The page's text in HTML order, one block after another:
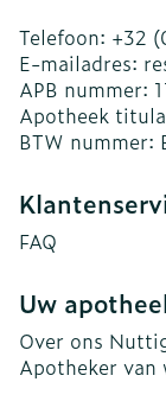
Telefoon: +32
E-mailadres:
APB nummer:
Apotheek
BTW nummer:
FAQ
Uw
Over ons
Apotheker van